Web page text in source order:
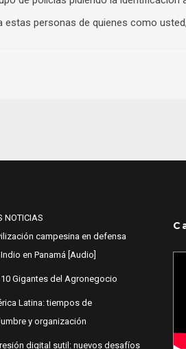
estas personas de quienes como
NOTICIAS
campesina en defensa
en Panamá [Audio]
Gigantes del Agronegocio
Latina: tiempos de
y organización
digital sutil: nuevos desafíos